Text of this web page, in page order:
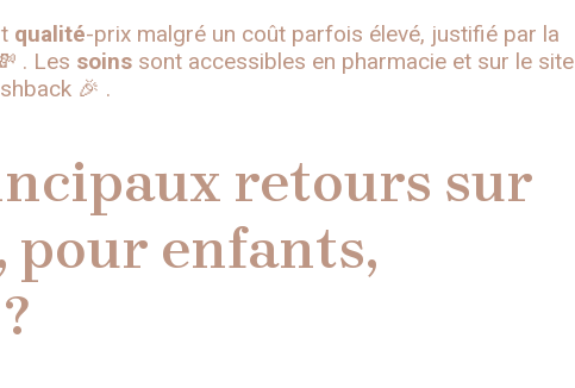
qualité-prix malgré un coût parfois élevé, justifié par la
. Les soins sont accessibles en pharmacie et sur le site
🎉 .
retours sur
pour enfants,